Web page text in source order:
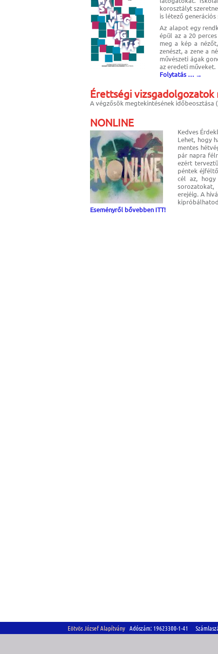
korosztályt
is létező
Az alapot egy
épül az a 20
meg a kép a
zenészt, a zene a
művészeti ágak
az eredeti műveket.
Folytatás … →
Érettségi
A végzősök megtekintésének időbeosztása
NONLINE
Kedves
Lehet, hogy
mentes
pár napra
ezért
péntek
cél az, hogy
sorozatokat,
erejéig. A
Eseményről bővebben ITT!
Eötvös József Alapítvány Adószám: 19623300-1-41